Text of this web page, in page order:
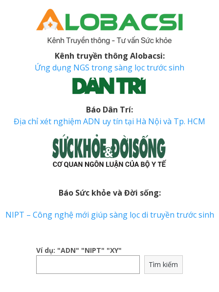
Kênh truyền thông Alobacsi:
Ứng dụng NGS trong sàng lọc trước sinh
Báo Dân Trí:
Địa chỉ xét nghiệm ADN uy tín tại Hà Nội và Tp. HCM
Báo Sức khỏe và Đời sống:
NIPT – Công nghệ mới giúp sàng lọc di truyền trước sinh
Ví dụ: "ADN" "NIPT" "XY"
Tìm kiếm